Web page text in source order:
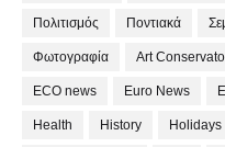
Πολιτισμός Ποντιακά
Φωτογραφία Art
ECO news Euro News
Health History Holidays